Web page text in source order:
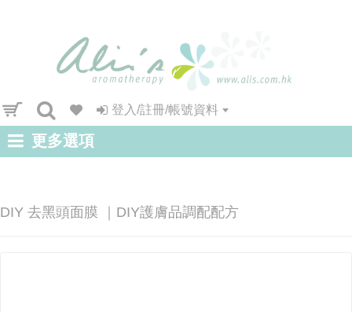
登入/註冊/帳號資料
更多選項
DIY 去黑頭面膜 ｜DIY護膚品調配配方